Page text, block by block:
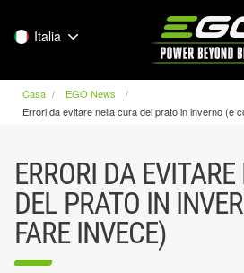
Italia
Casa
EGO News
Errori da evitare nella cura del prato in inverno (e
ERRORI DA
DEL PRATO IN
FARE INVECE)